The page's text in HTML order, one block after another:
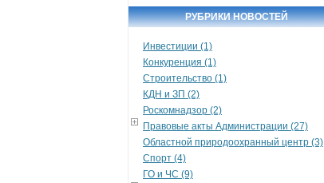
РУБРИКИ НОВОСТЕЙ
Инвестиции (1)
Конкуренция (1)
Строительство (1)
КДН и ЗП (2)
Роскомнадзор (2)
Правовые акты Администрации (27)
Областной природоохранный центр (3)
Спорт (4)
ГО и ЧС (9)